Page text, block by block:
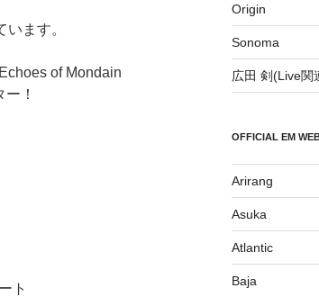
ます。
of Mondain
！
ト
Origin
Sonoma
広田 剣(Live関
OFFICIAL EM
Arirang
Asuka
Atlantic
Baja